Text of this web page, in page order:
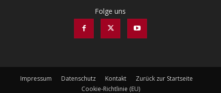
Folge uns
Impressum Datenschutz Kontakt
Zurück zur Startseite
Cookie-Richtlinie (EU)